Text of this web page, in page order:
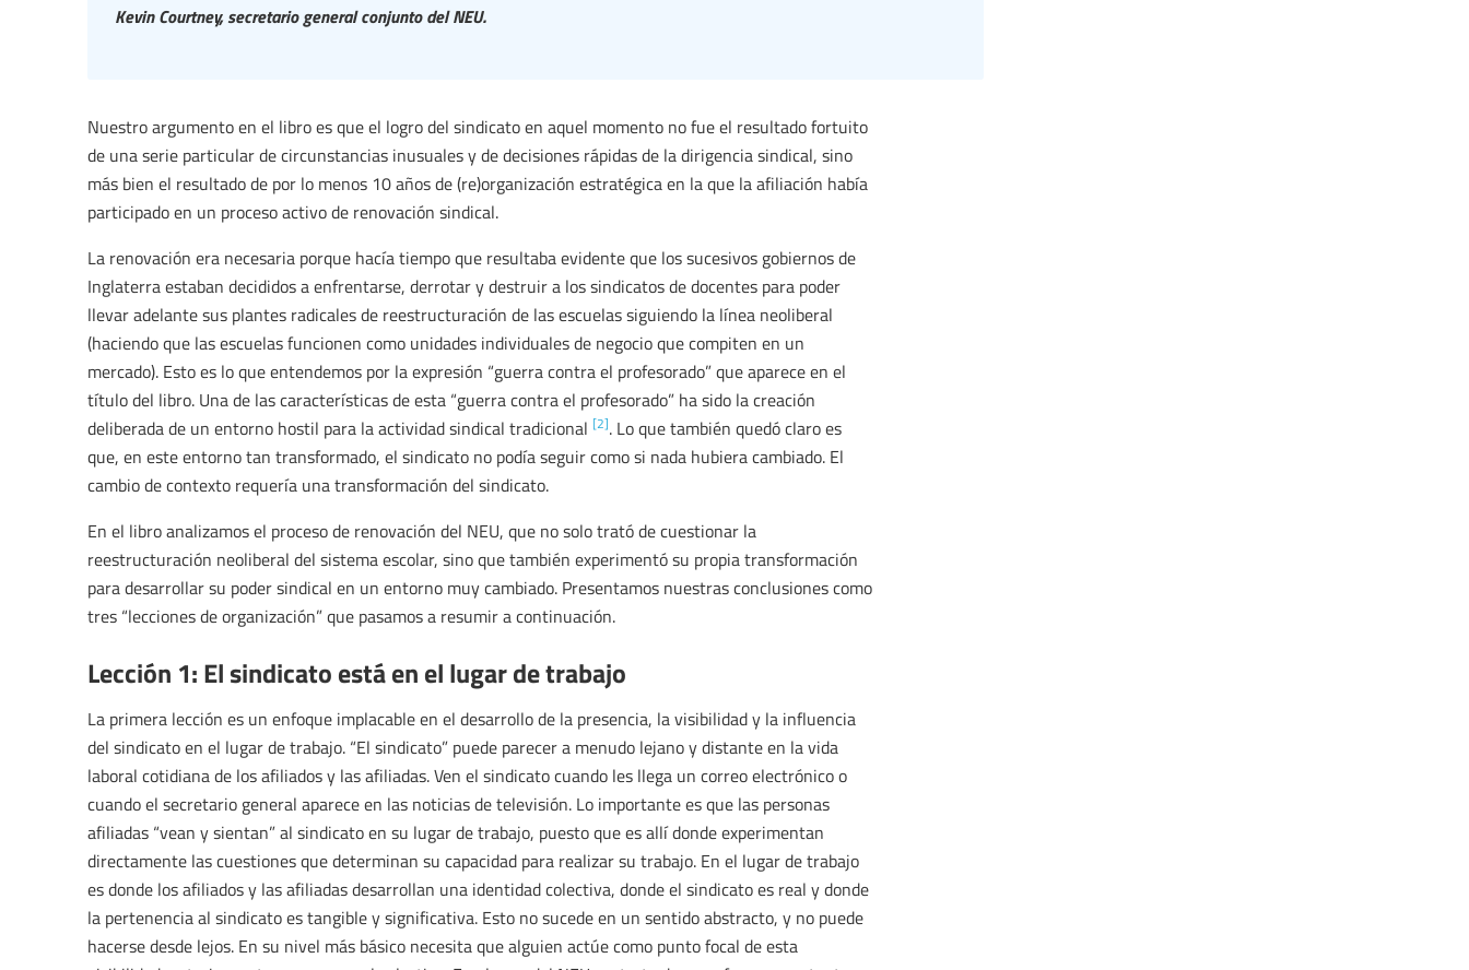
Kevin Courtney, secretario general conjunto del NEU.
Nuestro argumento en el libro es que el logro del sindicato en aquel momento no fue el resultado fortuito
de una serie particular de circunstancias inusuales y de decisiones rápidas de la dirigencia sindical, sino
más bien el resultado de por lo menos 10 años de (re)organización estratégica en la que la afiliación había
participado en un proceso activo de renovación sindical.
La renovación era necesaria porque hacía tiempo que resultaba evidente que los sucesivos gobiernos de
Inglaterra estaban decididos a enfrentarse, derrotar y destruir a los sindicatos de docentes para poder
llevar adelante sus plantes radicales de reestructuración de las escuelas siguiendo la línea neoliberal
(haciendo que las escuelas funcionen como unidades individuales de negocio que compiten en un
mercado). Esto es lo que entendemos por la expresión “guerra contra el profesorado” que aparece en el
título del libro. Una de las características de esta “guerra contra el profesorado” ha sido la creación
deliberada de un entorno hostil para la actividad sindical tradicional [2]. Lo que también quedó claro es
que, en este entorno tan transformado, el sindicato no podía seguir como si nada hubiera cambiado. El
cambio de contexto requería una transformación del sindicato.
En el libro analizamos el proceso de renovación del NEU, que no solo trató de cuestionar la
reestructuración neoliberal del sistema escolar, sino que también experimentó su propia transformación
para desarrollar su poder sindical en un entorno muy cambiado. Presentamos nuestras conclusiones como
tres “lecciones de organización” que pasamos a resumir a continuación.
Lección 1: El sindicato está en el lugar de trabajo
La primera lección es un enfoque implacable en el desarrollo de la presencia, la visibilidad y la influencia
del sindicato en el lugar de trabajo. “El sindicato” puede parecer a menudo lejano y distante en la vida
laboral cotidiana de los afiliados y las afiliadas. Ven el sindicato cuando les llega un correo electrónico o
cuando el secretario general aparece en las noticias de televisión. Lo importante es que las personas
afiliadas “vean y sientan” al sindicato en su lugar de trabajo, puesto que es allí donde experimentan
directamente las cuestiones que determinan su capacidad para realizar su trabajo. En el lugar de trabajo
es donde los afiliados y las afiliadas desarrollan una identidad colectiva, donde el sindicato es real y donde
la pertenencia al sindicato es tangible y significativa. Esto no sucede en un sentido abstracto, y no puede
hacerse desde lejos. En su nivel más básico necesita que alguien actúe como punto focal de esta